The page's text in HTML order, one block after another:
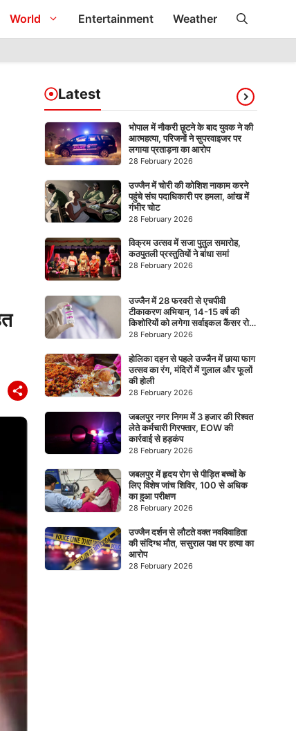
World Entertainment Weather
Latest
भोपाल में नौकरी छूटने के बाद युवक ने की
आत्महत्या, परिजनों ने सुपरवाइजर पर
लगाया प्रताड़ना का आरोप
28 February 2026
उज्जैन में चोरी की कोशिश नाकाम करने
पहुंचे संघ पदाधिकारी पर हमला, आंख में
गंभीर चोट
28 February 2026
विक्रम उत्सव में सजा पुतुल समारोह,
कठपुतली प्रस्तुतियों ने बांधा समां
28 February 2026
उज्जैन में 28 फरवरी से एचपीवी
टीकाकरण अभियान, 14-15 वर्ष की
किशोरियों को लगेगा सर्वाइकल कैंसर रोधी
टीका
28 February 2026
होलिका दहन से पहले उज्जैन में छाया फाग
उत्सव का रंग, मंदिरों में गुलाल और फूलों
की होली
28 February 2026
जबलपुर नगर निगम में 3 हजार की रिश्वत
लेते कर्मचारी गिरफ्तार, EOW की
कार्रवाई से हड़कंप
28 February 2026
जबलपुर में हृदय रोग से पीड़ित बच्चों के
लिए विशेष जांच शिविर, 100 से अधिक
का हुआ परीक्षण
28 February 2026
उज्जैन दर्शन से लौटते वक्त नवविवाहिता
की संदिग्ध मौत, ससुराल पक्ष पर हत्या का
आरोप
28 February 2026